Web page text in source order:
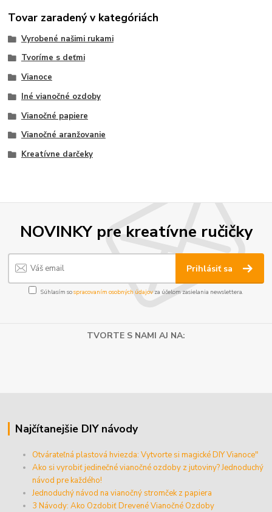
Tovar zaradený v kategóriách
Vyrobené našimi rukami
Tvoríme s deťmi
Vianoce
Iné vianočné ozdoby
Vianočné papiere
Vianočné aranžovanie
Kreatívne darčeky
NOVINKY pre kreatívne ručičky
Prihlásiť sa
Súhlasím sospracovaním osobných údajov za účelom zasielania newslettera.
TVORTE S NAMI AJ NA:
Najčítanejšie DIY návody
Otvárateľná plastová hviezda: Vytvorte si magické DIY Vianoce"
Ako si vyrobiť jedinečné vianočné ozdoby z jutoviny? Jednoduchý
návod pre každého!
Jednoduchý návod na vianočný stromček z papiera
3 Návody: Ako Ozdobiť Drevené Vianočné Ozdoby